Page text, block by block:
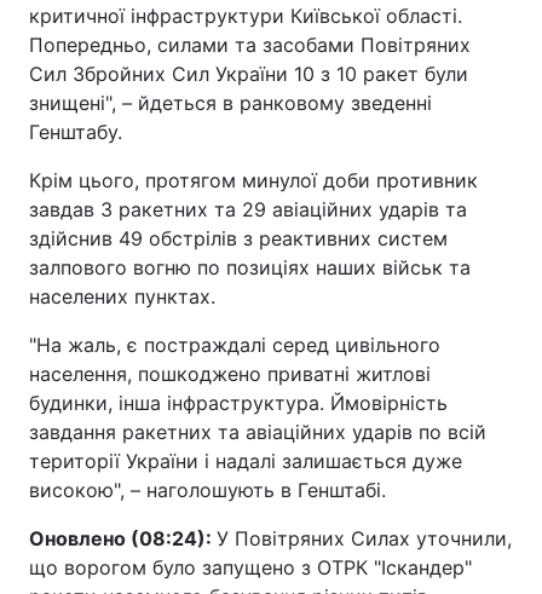
критичної інфраструктури Київської області.
Попередньо, силами та засобами Повітряних
Сил Збройних Сил України 10 з 10 ракет були
знищені", – йдеться в ранковому зведенні
Генштабу.
Крім цього, протягом минулої доби противник
завдав 3 ракетних та 29 авіаційних ударів та
здійснив 49 обстрілів з реактивних систем
залпового вогню по позиціях наших військ та
населених пунктах.
"На жаль, є постраждалі серед цивільного
населення, пошкоджено приватні житлові
будинки, інша інфраструктура. Ймовірність
завдання ракетних та авіаційних ударів по всій
території України і надалі залишається дуже
високою", – наголошують в Генштабі.
Оновлено (08:24): У Повітряних Силах уточнили,
що ворогом було запущено з ОТРК "Іскандер"